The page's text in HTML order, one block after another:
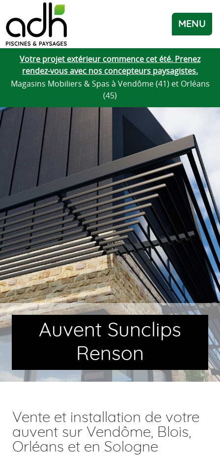
MENU
Votre projet extérieur commence cet été. Prenez
rendez-vous avec nos concepteurs paysagistes.
Magasins Mobiliers & Spas à Vendôme (41) et Orléans
(45)
Auvent Sunclips
Renson
Vente et installation de votre
auvent sur Vendôme, Blois,
Orléans et en Sologne